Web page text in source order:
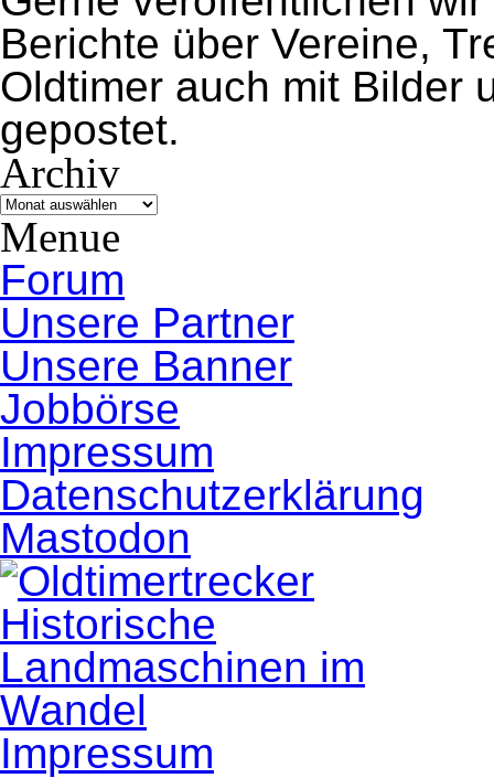
Berichte über Vereine,
Oldtimer auch mit Bilder
gepostet.
Archiv
Archiv
Menue
Forum
Unsere Partner
Unsere Banner
Jobbörse
Impressum
Datenschutzerklärung
Mastodon
Impressum